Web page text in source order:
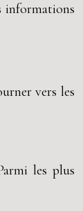
informations
vers les
les plus